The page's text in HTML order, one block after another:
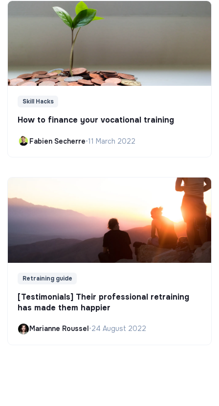
Skill Hacks
How to finance your vocational training
Fabien Secherre•11 March 2022
Retraining guide
[Testimonials] Their professional retraining
has made them happier
Marianne Roussel •24 August 2022